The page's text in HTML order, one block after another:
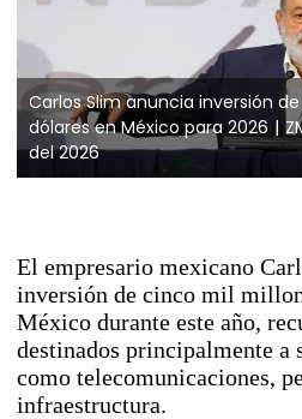
Carlos Slim anuncia inversión
dólares en México para 2026
del 2026
El empresario mexicano
inversión de cinco mil
México durante este año,
destinados principalmente a
como telecomunicaciones,
infraestructura.